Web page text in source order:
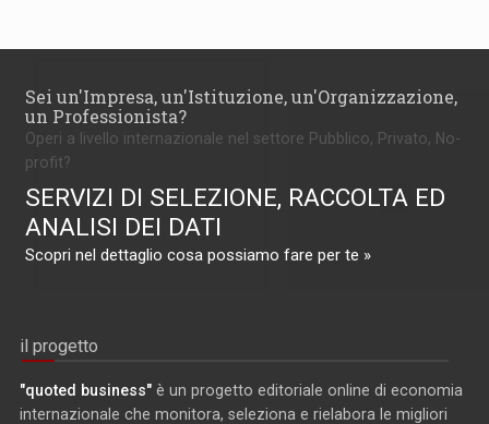
Sei un'Impresa, un'Istituzione, un'Organizzazione,
un Professionista?
Operi a livello internazionale nel settore Pubblico, Privato, No-
profit?
SERVIZI DI SELEZIONE, RACCOLTA ED
ANALISI DEI DATI
Scopri nel dettaglio cosa possiamo fare per te »
il progetto
"quoted business" è un progetto editoriale online di economia
internazionale che monitora, seleziona e rielabora le migliori